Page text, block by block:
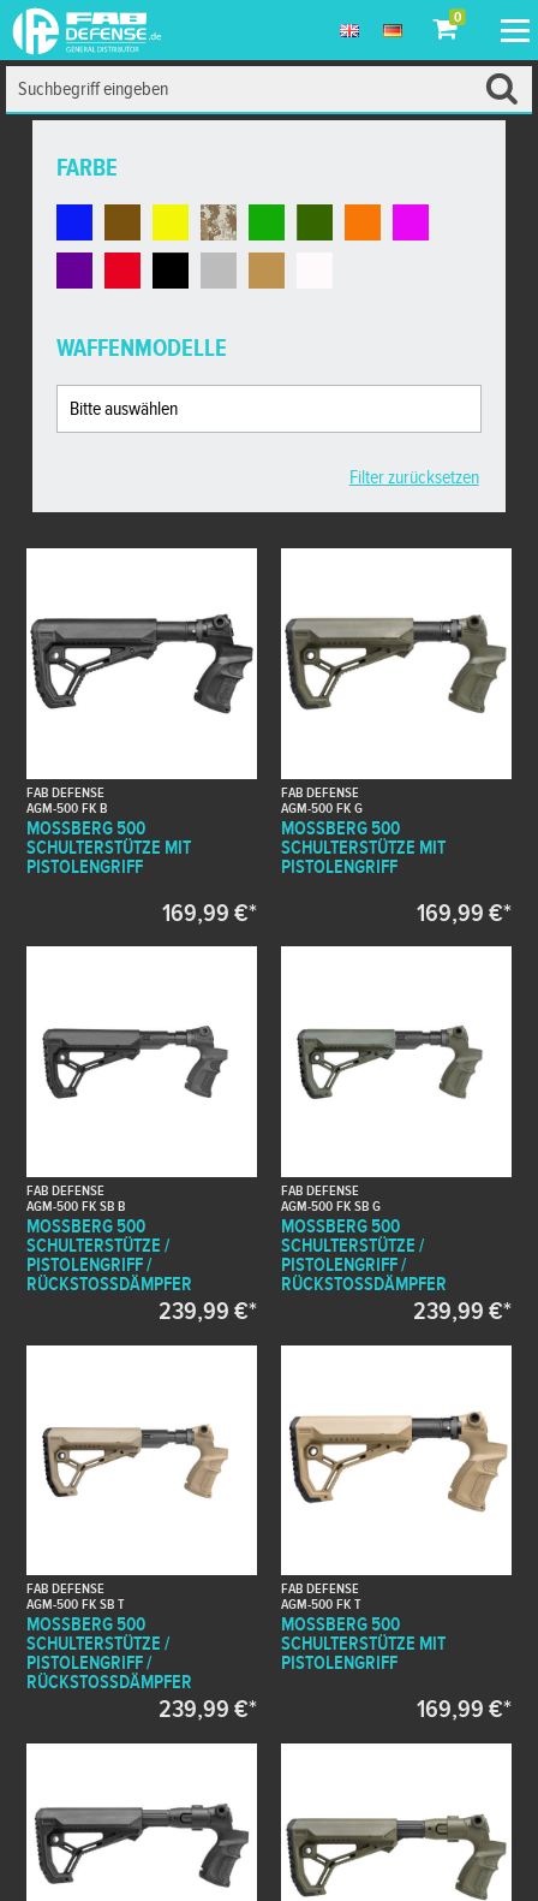
0
FARBE
WAFFENMODELLE
Filter zurücksetzen
FAB DEFENSE
AGM-500 FK B
MOSSBERG 500
SCHULTERSTÜTZE MIT
PISTOLENGRIFF
169,99 €*
FAB DEFENSE
AGM-500 FK G
MOSSBERG 500
SCHULTERSTÜTZE MIT
PISTOLENGRIFF
169,99 €*
FAB DEFENSE
AGM-500 FK SB B
MOSSBERG 500
SCHULTERSTÜTZE /
PISTOLENGRIFF /
RÜCKSTOSSDÄMPFER
239,99 €*
FAB DEFENSE
AGM-500 FK SB G
MOSSBERG 500
SCHULTERSTÜTZE /
PISTOLENGRIFF /
RÜCKSTOSSDÄMPFER
239,99 €*
FAB DEFENSE
AGM-500 FK SB T
MOSSBERG 500
SCHULTERSTÜTZE /
PISTOLENGRIFF /
RÜCKSTOSSDÄMPFER
239,99 €*
FAB DEFENSE
AGM-500 FK T
MOSSBERG 500
SCHULTERSTÜTZE MIT
PISTOLENGRIFF
169,99 €*